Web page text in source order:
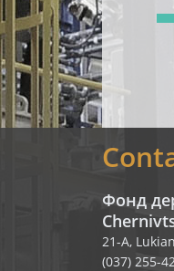
Фонд
21-A,
(037) 255-